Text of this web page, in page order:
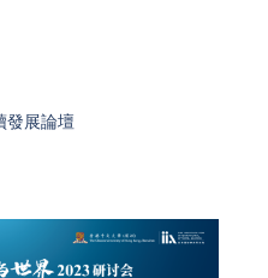
發展論壇